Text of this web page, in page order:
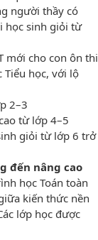
người thầy có
học sinh giỏi từ
mới cho con ôn thi
học, với lộ
2–3
từ lớp 4–5
giỏi từ lớp 6 trở
đến nâng cao
học Toán toàn
kiến thức nền
lớp học được